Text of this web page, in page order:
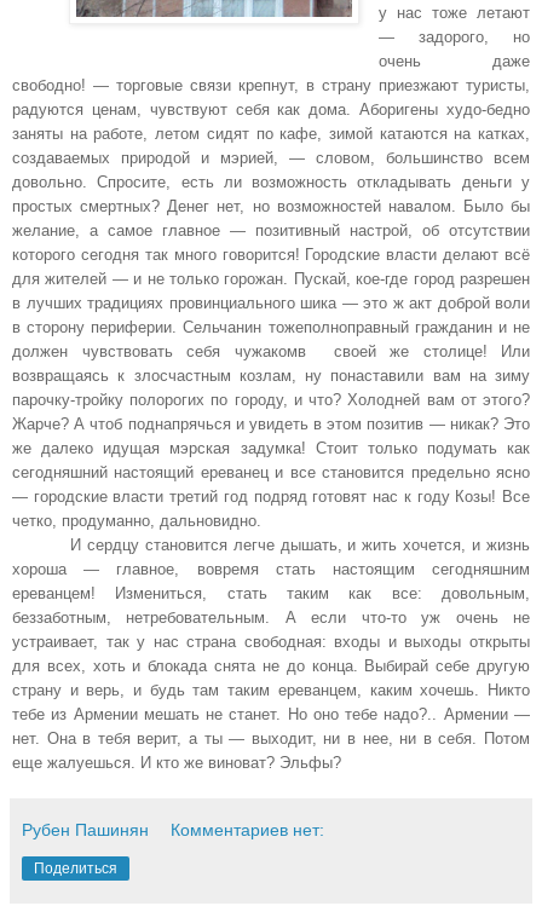
у нас тоже летают
— задорого, но
очень даже
свободно! — торговые связи крепнут, в страну приезжают туристы,
радуются ценам, чувствуют себя как дома. Аборигены худо-бедно
заняты на работе, летом сидят по кафе, зимой катаются на катках,
создаваемых природой и мэрией, — словом, большинство всем
довольно. Спросите, есть ли возможность откладывать деньги у
простых смертных? Денег нет, но возможностей навалом. Было бы
желание, а самое главное — позитивный настрой, об отсутствии
которого сегодня так много говорится! Городские властиделают всё
для жителей —и не только горожан. Пускай, кое-где город разрешен
в лучших традициях провинциального шика — это ж акт доброй воли
в сторону периферии. Сельчанин тожеполноправный гражданин и не
должен чувствовать себя чужакомв своей же столице! Или
возвращаясь к злосчастным козлам, ну понаставили вам на зиму
парочку-тройку полорогих по городу, и что? Холодней вам от этого?
Жарче? А чтоб поднапрячься и увидеть в этом позитив — никак? Это
же далеко идущая мэрская задумка! Стоит только подумать как
сегодняшний настоящий ереванец и все становится предельно ясно
— городские власти третий год подряд готовят нас к году Козы! Все
четко, продуманно, дальновидно.
И сердцу становится легче дышать, и жить хочется, и жизнь
хороша — главное, вовремя стать настоящим сегодняшним
ереванцем! Измениться, стать таким как все: довольным,
беззаботным, нетребовательным. А если что-то уж очень не
устраивает, так у нас страна свободная: входы и выходы открыты
для всех, хоть и блокада снята не до конца. Выбирай себе другую
страну и верь, и будь там таким ереванцем, каким хочешь. Никто
тебе из Армении мешать не станет. Но оно тебе надо?.. Армении —
нет. Она в тебя верит, а ты — выходит, ни в нее, ни в себя. Потом
еще жалуешься. И кто же виноват? Эльфы?
Рубен Пашинян Комментариев нет:
Поделиться